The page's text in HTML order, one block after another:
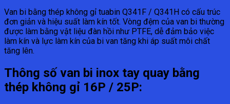
Van bi bằng thép không gỉ tuabin Q341F / Q341H có cấu trúc
đơn giản và hiệu suất làm kín tốt. Vòng đệm của van bi thường
được làm bằng vật liệu đàn hồi như PTFE, dễ đảm bảo việc
làm kín và lực làm kín của bi van tăng khi áp suất môi chất
tăng lên.
Thông số van bi inox tay quay bằng
thép không gỉ 16P / 25P: